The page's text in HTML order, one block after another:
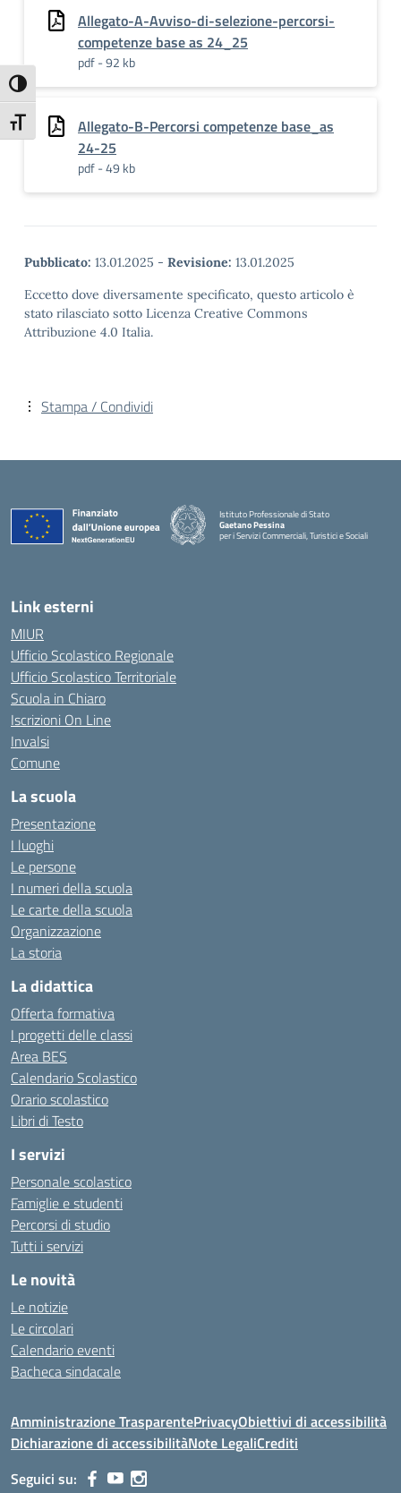
Attiva/disattiva alto contrasto
Attiva/disattiva dimensione testo
Allegato-A-Avviso-di-selezione-percorsi-
competenze base as 24_25
pdf - 92 kb
Allegato-B-Percorsi competenze base_as
24-25
pdf - 49 kb
Pubblicato: 13.01.2025 - Revisione: 13.01.2025
Eccetto dove diversamente specificato, questo articolo è
stato rilasciato sotto Licenza Creative Commons
Attribuzione 4.0 Italia.
Stampa / Condividi
Istituto Professionale di Stato
Gaetano Pessina
per i Servizi Commerciali, Turistici e Sociali
— Visita la pagina iniziale della scuola
Link esterni
MIUR
Ufficio Scolastico Regionale
Ufficio Scolastico Territoriale
Scuola in Chiaro
Iscrizioni On Line
Invalsi
Comune
La scuola
Presentazione
I luoghi
Le persone
I numeri della scuola
Le carte della scuola
Organizzazione
La storia
La didattica
Offerta formativa
I progetti delle classi
Area BES
Calendario Scolastico
Orario scolastico
Libri di Testo
I servizi
Personale scolastico
Famiglie e studenti
Percorsi di studio
Tutti i servizi
Le novità
Le notizie
Le circolari
Calendario eventi
Bacheca sindacale
Amministrazione TrasparentePrivacyObiettivi di accessibilità
Dichiarazione di accessibilitàNote LegaliCrediti
Seguici su: